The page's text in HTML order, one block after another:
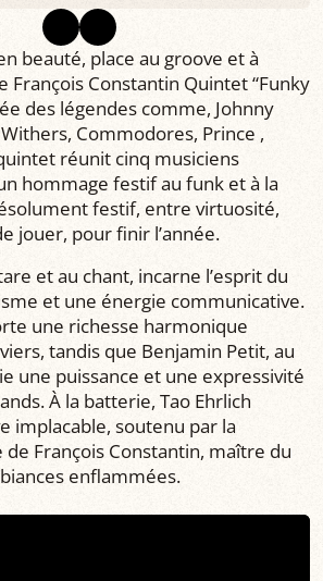
beauté, place au groove et à
François Constantin Quintet “Funky
des légendes comme, Johnny
Commodores, Prince ,
réunit cinq musiciens
hommage festif au funk et à la
festif, entre virtuosité,
jouer, pour finir l’année.
et au chant, incarne l’esprit du
et une énergie communicative.
une richesse harmonique
tandis que Benjamin Petit, au
une puissance et une expressivité
À la batterie, Tao Ehrlich
implacable, soutenu par la
François Constantin, maître du
enflammées.